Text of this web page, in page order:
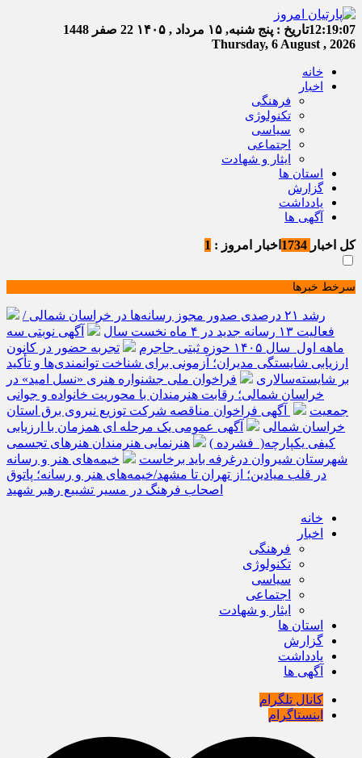
12:19:08تاریخ : پنج شنبه, ۱۵ مرداد , ۱۴۰۵
22 صفر 1448
Thursday, 6 August , 2026
خانه
اخبار
فرهنگی
تکنولوژی
سیاسی
اجتماعی
ایثار و شهادت
استان ها
گزارش
یادداشت
آگهی ها
کل اخبار اخبار امروز : 1
سرخط خبرها
رشد ۲۱ درصدی صدور مجوز رسانه‌ها در خراسان شمالی /
فعالیت ۱۳ رسانه جدید در ۴ ماه نخست سال
آگهی نوبتی سه
ماهه اول سال ۱۴۰۵ حوزه ثبتی جاجرم
تجربه حضور در کانون
ارزیابی شایستگی مدیران؛ آزمونی برای شناخت توانمندی‌ها و تأکید
بر شایسته‌سالاری
فراخوان ملی جشنواره هنری «نسل امید» در
خراسان شمالی؛ رقابت هنرمندان با محوریت خانواده و جوانی
جمعیت
آگهی فراخوان مناقصه شرکت توزیع نیروی برق استان
خراسان شمالی
آگهی عمومی یک مرحله ای همزمان با ارزیابی
کیفی یکپارچه( فشرده )
هنرنمایی هنرمندان هنرهای تجسمی
شهرستان شیروان درغرفه باید برخاست
خیمه‌های هنر و رسانه
در قلب میادین؛ از تهران تا مشهد/خیمه‌های هنر و رسانه؛ پاتوق
اصحاب فرهنگ در مسیر تشییع رهبر شهید
خانه
اخبار
فرهنگی
تکنولوژی
سیاسی
اجتماعی
ایثار و شهادت
استان ها
گزارش
یادداشت
آگهی ها
کانال تلگرام
اینستاگرام